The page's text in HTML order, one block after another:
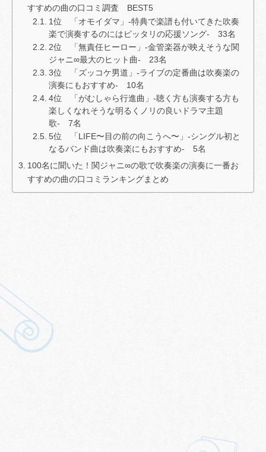
すすめの曲の口コミ調査 BEST5
1位 「オモイダマ」-特典で楽譜も付いてきた吹奏
楽で演奏するのにはピッタリの応援ソング- 33名
2位 「無責任ヒーロー」-金管楽器が映えそうな関
ジャニ∞最大のヒット曲- 23名
3位 「ズッコケ男道」-ライブの定番曲は吹奏楽の
演奏にもおすすめ- 10名
4位 「がむしゃら行進曲」-聴く方も演奏する方も
楽しくなれそうな明るくノリの良いドラマ主題
歌- 7名
5位 「LIFE〜目の前の向こうへ〜」-シングル初と
なるバンド曲は吹奏楽にもおすすめ- 5名
100名に聞いた！関ジャニ∞の歌で吹奏楽の演奏に一番お
すすめの曲の口コミランキングまとめ